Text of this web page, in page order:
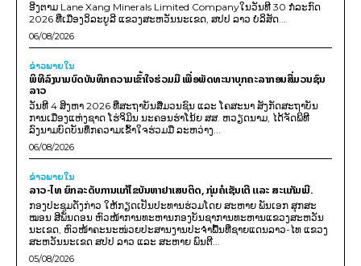
ອີງຕາມ Lane Xang Minerals Limited Companyໃນວັນທີ 30 ກໍລະກົດ
2026 ທີ່ເມືອງວິລະບູລີ ແຂວງສະຫວັນນະເຂດ, ສປປ ລາວ ບໍລິສັດ...
06/08/2026
ຂ່າວພາຍ​ໃນ
ພິທີລົງນາມບົດບັນທຶກຄວາມເຂົ້າໃຈຮ່ວມມື ເພື່ອພັດທະນາບຸກຄະລາກອນສື່ມວນຊົນ
ລາວ
ວັນທີ 4 ສິງຫາ 2026 ທີ່ສະຖາບັນສື່ມວນຊົນ ແລະ ໂຄສະນາ ສັງກັດສະຖາບັນ
ການເມືອງແຫ່ງຊາດ ໂຮ່ຈິມິນ ນະຄອນຮ່າໂນ້ຍ ສສ. ຫວຽດນາມ, ໄດ້ຈັດພິທີ
ລົງນາມບົດບັນທຶກຄວາມເຂົ້າໃຈຮ່ວມມື ລະຫວ່າງ...
06/08/2026
ຂ່າວພາຍ​ໃນ
ລາວ-ໄທ ຍົກລະດັບການແກ້ໄຂບັນຫາຢາເສບຕິດ, ກຸ່ມຄໍເຊັນເຕີ ແລະ ສະແກັມເມີ.
ກອງປະຊຸມດັ່ງກ່າວ ໃຫ້ກຽດເປັນປະທານຮ່ວມໂດຍ ສະຫາຍ ພັນເອກ ສຸກສະ
ໝອນ ສີພັນດອນ ຫົວໜ້າການທະຫານກອງບັນຊາການທະຫານແຂວງສະຫວັນ
ນະເຂດ, ຫົວໜ້າຄະນະໜ່ວຍປະສານງານປະຈຳພື້ນທີ່ຊາຍແດນລາວ-ໄທ ແຂວງ
ສະຫວັນນະເຂດ ສປປ ລາວ ແລະ ສະຫາຍ ພົນຕີ...
05/08/2026